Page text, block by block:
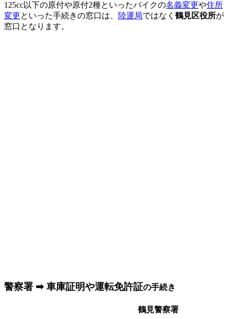
125cc以下の原付や原付2種といったバイクの名義変更や住所
変更といった手続きの窓口は、 陸運局ではなく 鶴見区役所が
窓口となります。
警察署 ➡ 車庫証明や運転免許証の手続き
鶴見警察署